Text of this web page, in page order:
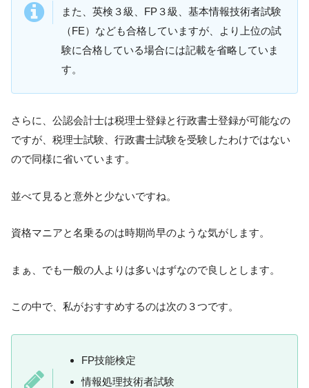
また、英検３級、FP３級、基本情報技術者試験
（FE）なども合格していますが、より上位の試
験に合格している場合には記載を省略していま
す。
さらに、公認会計士は税理士登録と行政書士登録が可能なの
ですが、税理士試験、行政書士試験を受験したわけではない
ので同様に省いています。
並べて見ると意外と少ないですね。
資格マニアと名乗るのは時期尚早のような気がします。
まぁ、でも一般の人よりは多いはずなので良しとします。
この中で、私がおすすめするのは次の３つです。
FP技能検定
情報処理技術者試験